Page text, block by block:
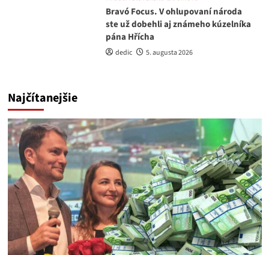
Bravó Focus. V ohlupovaní národa
ste už dobehli aj známeho kúzelníka
pána Hřícha
dedic 5. augusta 2026
Najčítanejšie